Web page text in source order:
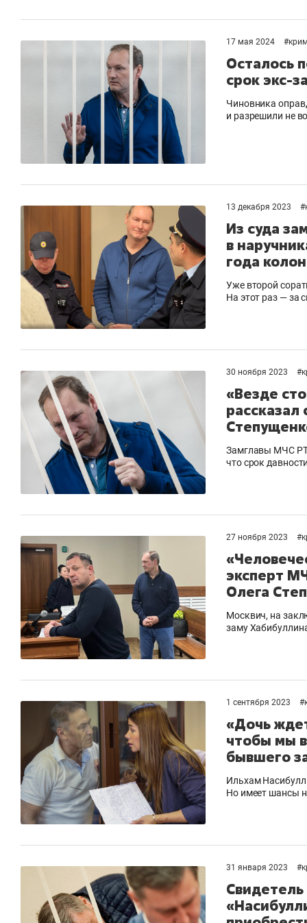
17 мая 2024 #
Осталось
срок экс-
Чиновника
и разрешили не
13 декабря 2023 #
Из суда
в
года
Уже второй
На этот раз — за
30 ноября 2023 #
«Везде
рассказал
Замглавы МЧС РТ
что срок
27 ноября 2023 #
эксперт
Олега
Москвич, на
заму
1 сентября 2023 #
«Дочь
чтобы мы
бывшего
Ильхам
Но имеет шансы
31 января 2023 #
Рекомендуем
Как ГК «МИР ГРУПП» и ВТБ
создают оазис жилого
комфорта под Казанью
150 камер